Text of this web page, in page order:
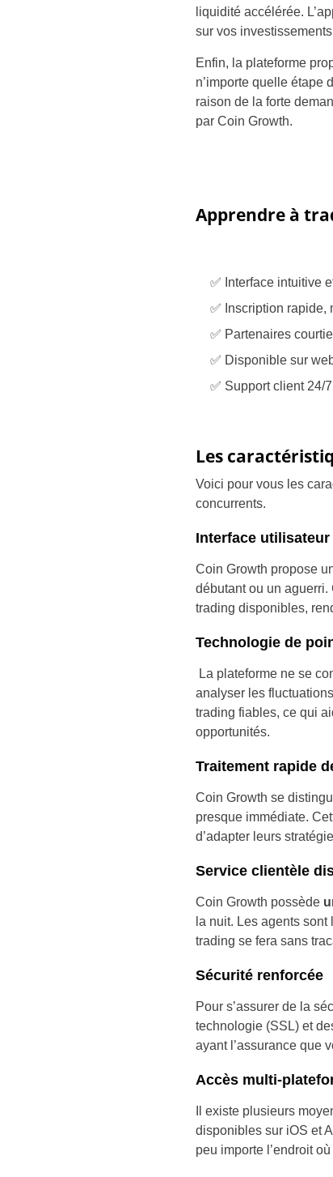
liquidité accélérée.
sur vos
Enfin, la plateforme
n’importe quelle étape
raison de la forte
par Coin Growth.
Apprendre à
✅ Interface intuitive
✅ Inscription rapide,
✅ Partenaires
✅ Disponible sur
✅ Support client 24/
Les
Voici pour vous les
concurrents.
Interface
Coin Growth propose
débutant ou un aguerri.
trading disponibles,
Technologie de
La plateforme ne se
analyser les
trading fiables, ce qui
opportunités.
Traitement rapide
Coin Growth se
presque immédiate.
d’adapter leurs
Service clientèle
Coin Growth possède
la nuit. Les agents
trading se fera sans
Sécurité renforcée
Pour s’assurer de la
technologie (SSL) et
ayant l’assurance que
Accès multi-
Il existe plusieurs
disponibles sur iOS et
peu importe l’endroit